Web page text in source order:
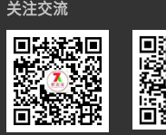
关注交流